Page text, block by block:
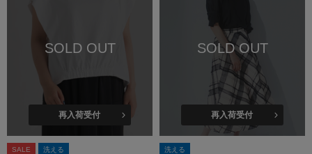
SOLD OUT
再入荷受付
SALE 洗える
SOLD OUT
再入荷受付
洗える